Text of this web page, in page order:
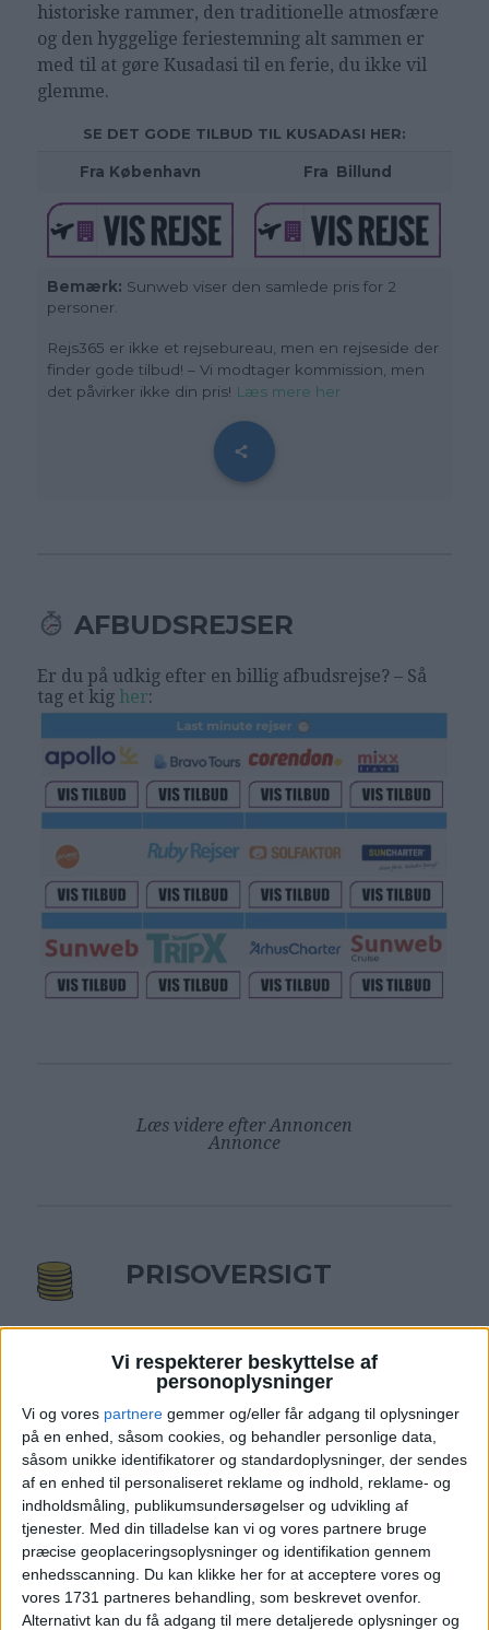
Vi respekterer beskyttelse af
personoplysninger
Vi og vores partnere gemmer og/eller får adgang til oplysninger
på en enhed, såsom cookies, og behandler personlige data,
såsom unikke identifikatorer og standardoplysninger, der sendes
af en enhed til personaliseret reklame og indhold, reklame- og
indholdsmåling, publikumsundersøgelser og udvikling af
tjenester. Med din tilladelse kan vi og vores partnere bruge
præcise geoplaceringsoplysninger og identifikation gennem
enhedsscanning. Du kan klikke her for at acceptere vores og
vores 1731 partneres behandling, som beskrevet ovenfor.
Alternativt kan du få adgang til mere detaljerede oplysninger og
historiske rammer, den traditionelle atmosfære
og den hyggelige feriestemning alt sammen er
med til at gøre Kusadasi til en ferie, du ikke vil
glemme.
SE DET GODE TILBUD TIL KUSADASI HER:
Fra København Fra Billund
Bemærk: Sunweb viser den samlede pris for 2
personer.
Rejs365 er ikke et rejsebureau, men en rejseside der
finder gode tilbud! – Vi modtager kommission, men
det påvirker ikke din pris! Læs mere her
AFBUDSREJSER
Er du på udkig efter en billig afbudsrejse? – Så
tag et kig her:
Læs videre efter Annoncen
Annonce
PRISOVERSIGT
v/2 personer 3.129,-